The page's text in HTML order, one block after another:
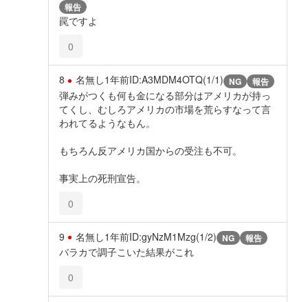
報告
罠ですよ
0
8 名無し1年前ID:A3MDM4OTQ(1/1) NG 報告
弾みがつくも何も金になる部分はアメリカが持っ
てくし、むしろアメリカの市場を荒らすなって言
われてるようなもん。
もちろん反アメリカ国からの受注も不可。
事実上の死刑宣告。
0
9 名無し1年前ID:gyNzM1Mzg(1/2) NG 報告
バラカで調子こいた結果がこれ
0